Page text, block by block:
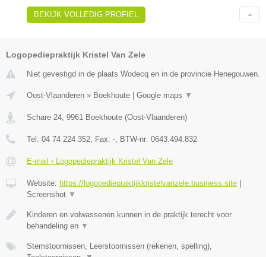
BEKIJK VOLLEDIG PROFIEL
Logopediepraktijk Kristel Van Zele
Niet gevestigd in de plaats Wodecq en in de provincie Henegouwen.
Oost-Vlaanderen » Boekhoute Google maps ▼
Schare 24, 9961 Boekhoute (Oost-Vlaanderen)
Tel: 04 74 224 352, Fax: -, BTW-nr: 0643.494.832
E-mail › Logopediepraktijk Kristel Van Zele
Website: https://logopediepraktijkkristelvanzele.business.site
Screenshot ▼
Kinderen en volwassenen kunnen in de praktijk terecht voor
behandeling en ▼
Stemstoornissen, Leerstoornissen (rekenen, spelling),